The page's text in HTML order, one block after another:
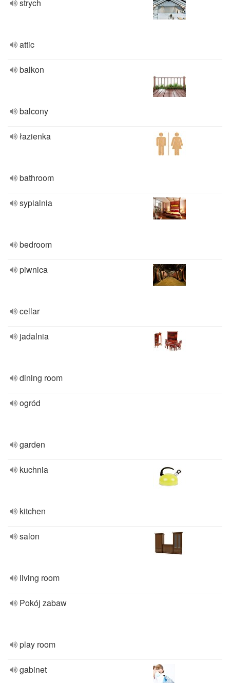
strych
attic
balkon
balcony
łazienka
bathroom
sypialnia
bedroom
piwnica
cellar
jadalnia
dining room
ogród
garden
kuchnia
kitchen
salon
living room
Pokój zabaw
play room
gabinet